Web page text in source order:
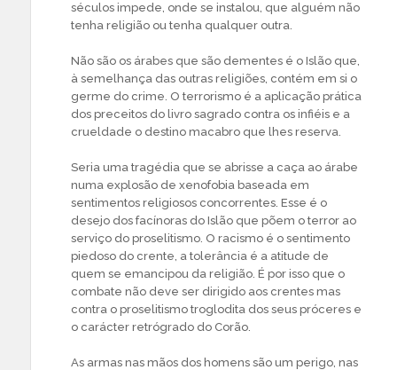
séculos impede, onde se instalou, que alguém não
tenha religião ou tenha qualquer outra.
Não são os árabes que são dementes é o Islão que,
à semelhança das outras religiões, contém em si o
germe do crime. O terrorismo é a aplicação prática
dos preceitos do livro sagrado contra os infiéis e a
crueldade o destino macabro que lhes reserva.
Seria uma tragédia que se abrisse a caça ao árabe
numa explosão de xenofobia baseada em
sentimentos religiosos concorrentes. Esse é o
desejo dos facínoras do Islão que põem o terror ao
serviço do proselitismo. O racismo é o sentimento
piedoso do crente, a tolerância é a atitude de
quem se emancipou da religião. É por isso que o
combate não deve ser dirigido aos crentes mas
contra o proselitismo troglodita dos seus próceres e
o carácter retrógrado do Corão.
As armas nas mãos dos homens são um perigo, nas